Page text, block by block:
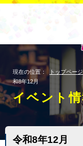
現在の位置： トップページ
和8年12月
イベント
令和8年12月